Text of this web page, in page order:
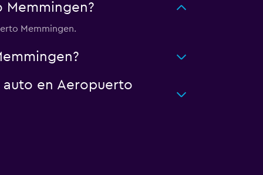
Memmingen?
Memmingen.
en Aeropuerto